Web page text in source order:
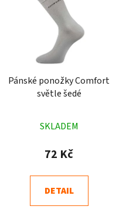
Pánské ponožky Comfort
světle šedé
hodnocení
produktu
5,0
z
SKLADEM
72 Kč
DETAIL